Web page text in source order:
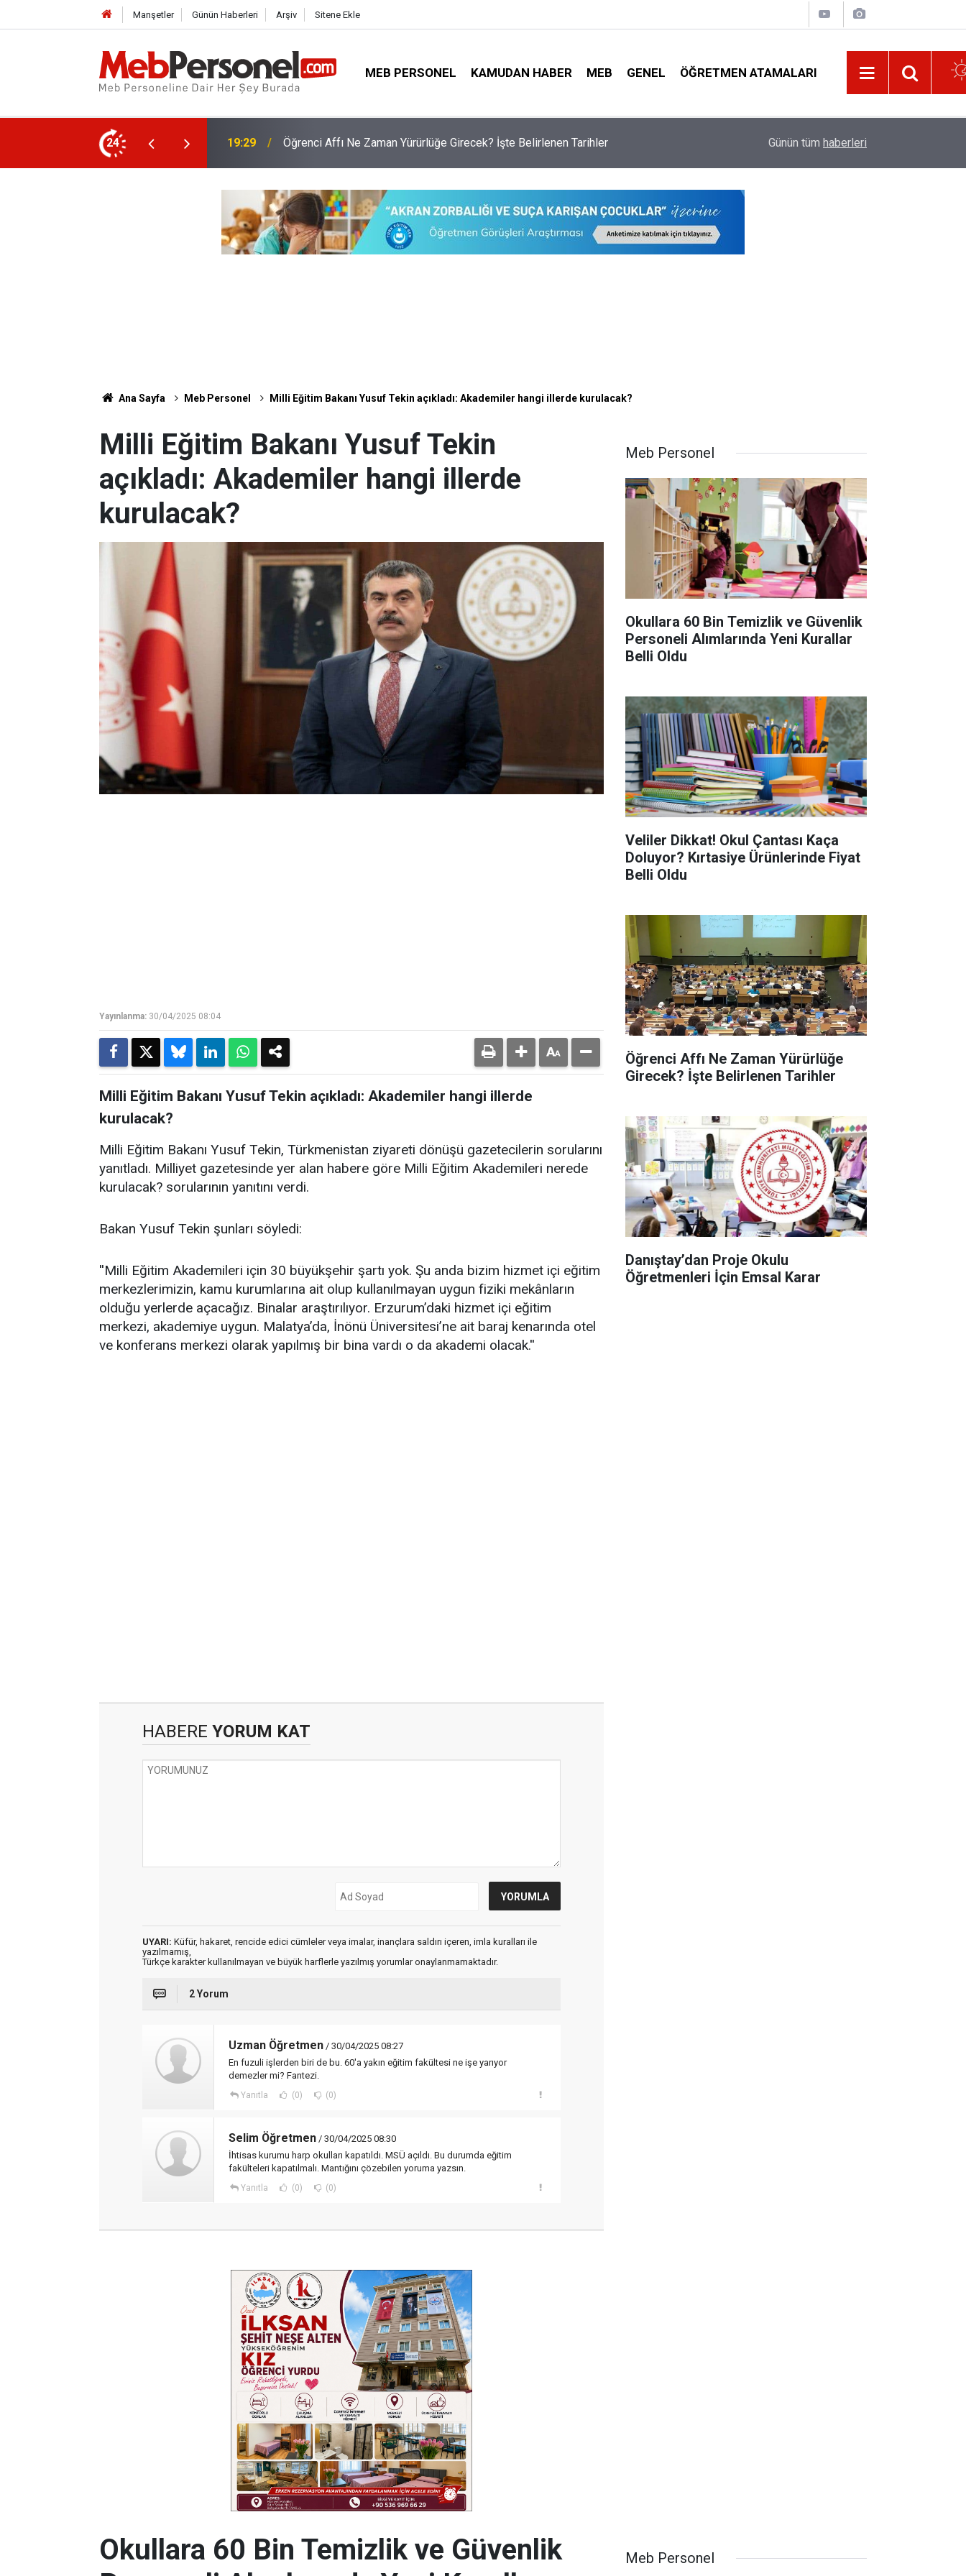
Manşetler Günün Haberleri Arşiv Sitene Ekle
MEB PERSONEL KAMUDAN HABER MEB GENEL ÖĞRETMEN ATAMALARI
24
İşte Belirlenen Tarihler 19:03 Danıştay’dan Proje Okulu Öğretmenleri İçin Emsal Karar Salı Günü 81 İl Müdürü ve Bakan Tekin Şırnak'a
Günün tüm haberleri
Ana Sayfa Meb Personel Milli Eğitim Bakanı Yusuf Tekin açıkladı: Akademiler hangi illerde kurulacak?
Milli Eğitim Bakanı Yusuf Tekin
açıkladı: Akademiler hangi illerde
kurulacak?
Yayınlanma: 30/04/2025 08:04
Milli Eğitim Bakanı Yusuf Tekin açıkladı: Akademiler hangi illerde
kurulacak?
Milli Eğitim Bakanı Yusuf Tekin, Türkmenistan ziyareti dönüşü gazetecilerin sorularını
yanıtladı. Milliyet gazetesinde yer alan habere göre Milli Eğitim Akademileri nerede
kurulacak? sorularının yanıtını verdi.
Bakan Yusuf Tekin şunları söyledi:
''Milli Eğitim Akademileri için 30 büyükşehir şartı yok. Şu anda bizim hizmet içi eğitim
merkezlerimizin, kamu kurumlarına ait olup kullanılmayan uygun fiziki mekânların
olduğu yerlerde açacağız. Binalar araştırılıyor. Erzurum’daki hizmet içi eğitim
merkezi, akademiye uygun. Malatya’da, İnönü Üniversitesi’ne ait baraj kenarında otel
ve konferans merkezi olarak yapılmış bir bina vardı o da akademi olacak.''
HABERE YORUM KAT
UYARI: Küfür, hakaret, rencide edici cümleler veya imalar, inançlara saldırı içeren, imla kuralları ile
yazılmamış,
Türkçe karakter kullanılmayan ve büyük harflerle yazılmış yorumlar onaylanmamaktadır.
2 Yorum
Uzman Öğretmen / 30/04/2025 08:27
En fuzuli işlerden biri de bu. 60'a yakın eğitim fakültesi ne işe yarıyor
demezler mi? Fantezi.
Yanıtla (0) (0)
Selim Öğretmen / 30/04/2025 08:30
İhtisas kurumu harp okulları kapatıldı. MSÜ açıldı. Bu durumda eğitim
fakülteleri kapatılmalı. Mantığını çözebilen yoruma yazsın.
Yanıtla (0) (0)
Meb Personel
Okullara 60 Bin Temizlik ve Güvenlik
Personeli Alımlarında Yeni Kurallar
Belli Oldu
Veliler Dikkat! Okul Çantası Kaça
Doluyor? Kırtasiye Ürünlerinde Fiyat
Belli Oldu
Öğrenci Affı Ne Zaman Yürürlüğe
Girecek? İşte Belirlenen Tarihler
Danıştay’dan Proje Okulu
Öğretmenleri İçin Emsal Karar
Okullara 60 Bin Temizlik ve Güvenlik
Meb Personel